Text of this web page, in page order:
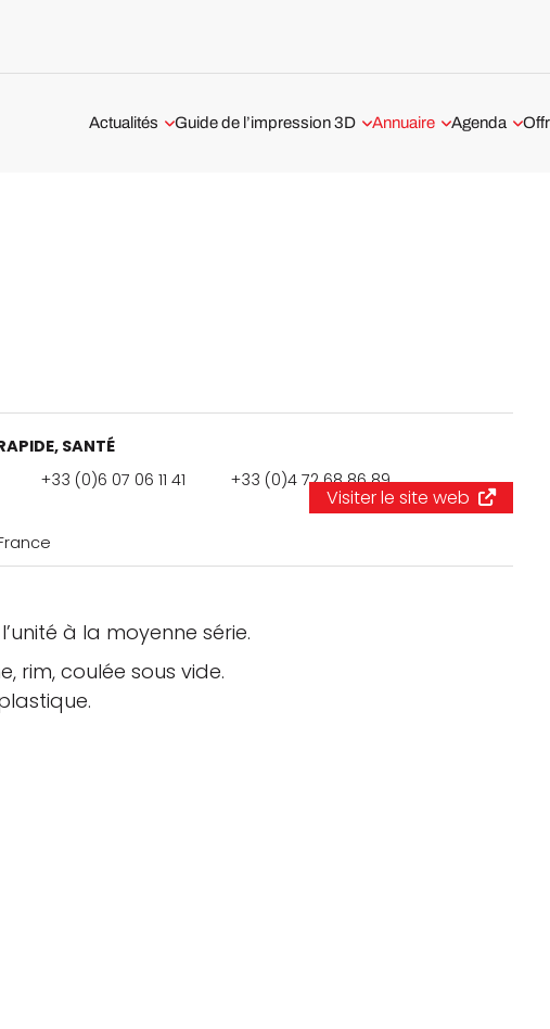
Actualités
Interviews
Vidéos
Guide de l’impression 3D Annuaire Agenda
, SANTÉ
+33 (0)6 07 06 11 41 +33 (0)4 72 68 86 89
Visiter le site web
à la moyenne série.
rim, coulée sous vide.